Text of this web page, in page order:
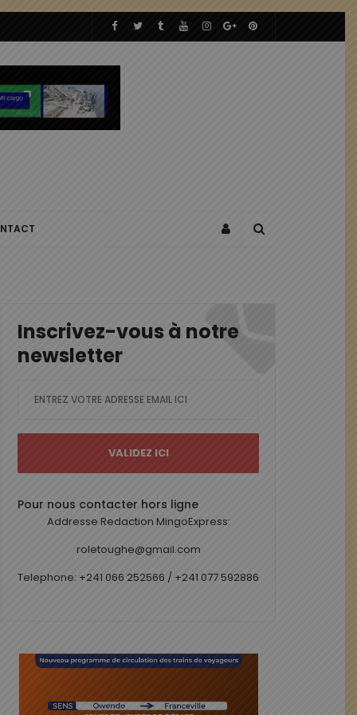
Inscrivez-vous à notre
newsletter
Pour nous contacter hors ligne
Addresse Redaction MingoExpress:
roletoughe@gmail.com
Telephone: +241 066 252566 / +241 077 592886